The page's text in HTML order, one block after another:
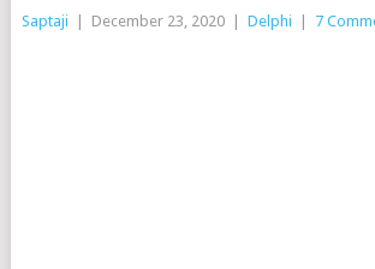
Saptaji December 23, 2020 Delphi 7